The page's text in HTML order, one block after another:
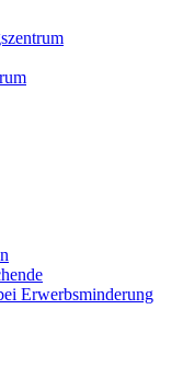
Erwerbsminderung